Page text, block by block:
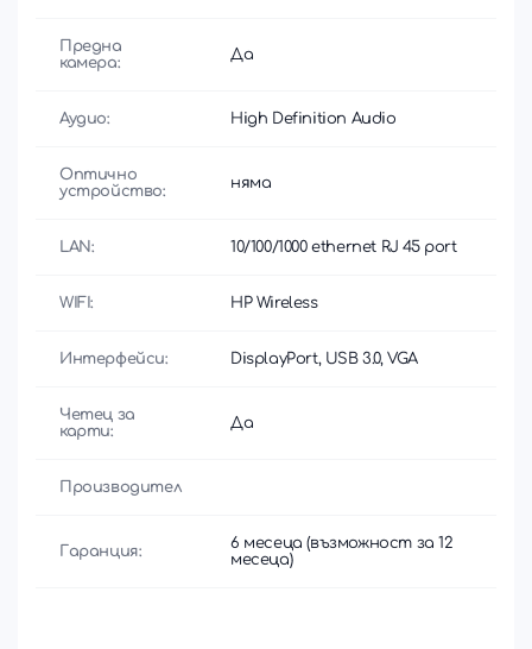
Предна
камера:
Да
Аудио: High Definition Audio
Оптично
устройство:
няма
LAN: 10/100/1000 ethernet RJ 45 port
WIFI: HP Wireless
Интерфейси: DisplayPort, USB 3.0, VGA
Четец за
карти:
Да
Производител
Гаранция:
6 месеца (възможност за 12
месеца)